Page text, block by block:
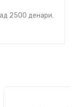
2500 денари.